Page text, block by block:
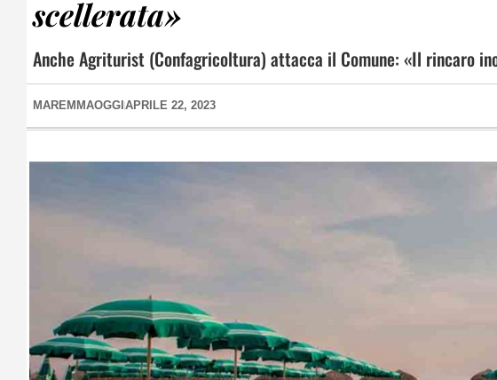
scellerata»
Anche Agriturist (Confagricoltura) attacca il Comune: «Il rincaro
MAREMMAOGGI APRILE 22, 2023